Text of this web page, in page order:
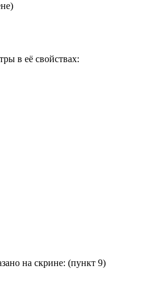
в её свойствах:
на скрине: (пункт 9)